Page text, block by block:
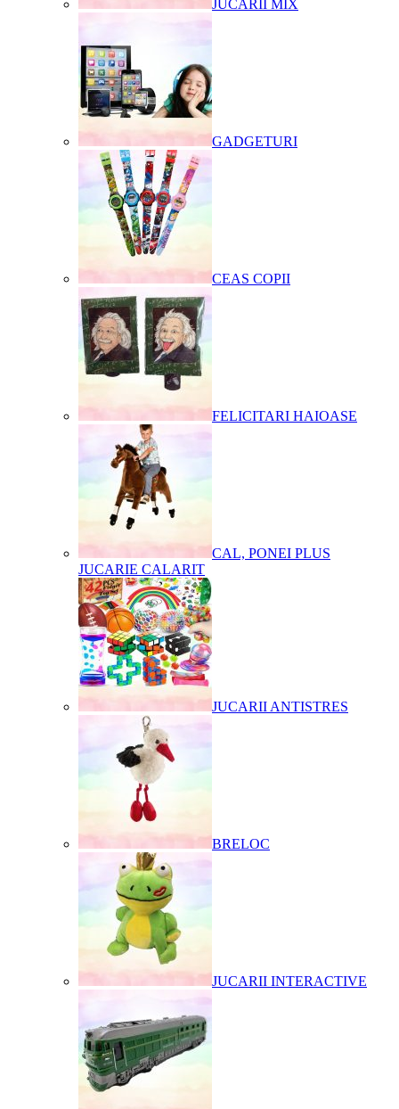
JUCARII MIX
GADGETURI
CEAS COPII
FELICITARI HAIOASE
CAL, PONEI PLUS
JUCARIE CALARIT
JUCARII ANTISTRES
BRELOC
JUCARII INTERACTIVE